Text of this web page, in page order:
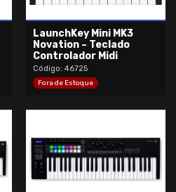
LaunchKey Mini MK3
Novation – Teclado
Controlador Midi
Código: 46725
Fora de Estoque